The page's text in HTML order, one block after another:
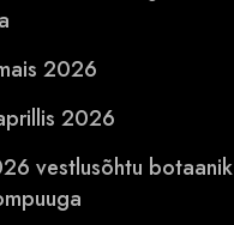
2026
2026
vestlusõhtu botaanik